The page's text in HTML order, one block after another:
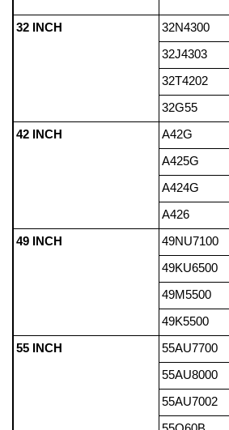
32 INCH 32N4300
32J4303
32T4202
32G55
42 INCH A42G
A425G
A424G
A426
49 INCH 49NU7100
49KU6500
49M5500
49K5500
55 INCH 55AU7700
55AU8000
55AU7002